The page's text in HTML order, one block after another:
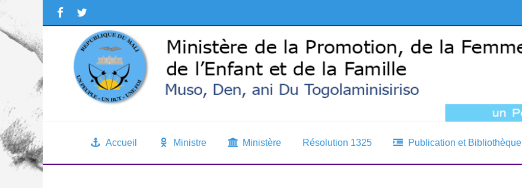
Accueil Ministre Ministère Résolution 1325 Publication et Bibliothèque